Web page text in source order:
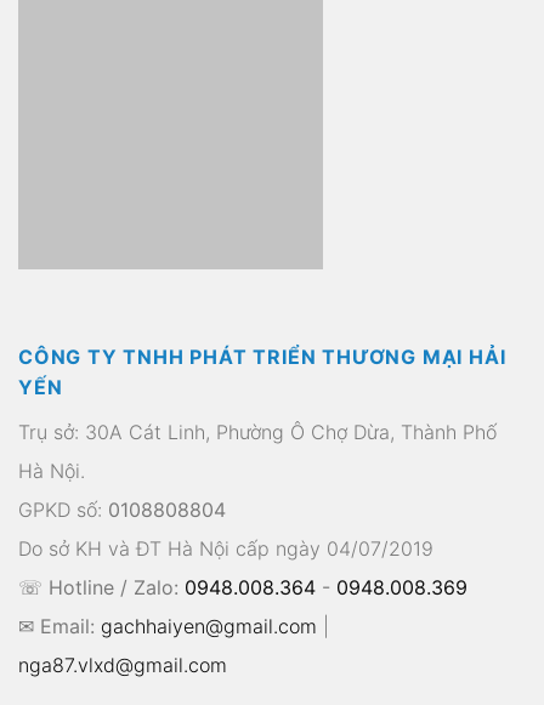
CÔNG TY TNHH PHÁT TRIỂN THƯƠNG MẠI HẢI
YẾN
Trụ sở: 30A Cát Linh, Phường Ô Chợ Dừa, Thành Phố
Hà Nội.
GPKD số: 0108808804
Do sở KH và ĐT Hà Nội cấp ngày 04/07/2019
☏ Hotline / Zalo: 0948.008.364 - 0948.008.369
✉ Email: gachhaiyen@gmail.com
nga87.vlxd@gmail.com